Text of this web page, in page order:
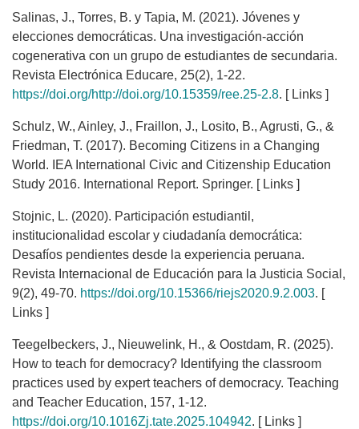
Salinas, J., Torres, B. y Tapia, M. (2021). Jóvenes y
elecciones democráticas. Una investigación-acción
cogenerativa con un grupo de estudiantes de secundaria.
Revista Electrónica Educare, 25(2), 1-22.
https://doi.org/http://doi.org/10.15359/ree.25-2.8. [ Links ]
Schulz, W., Ainley, J., Fraillon, J., Losito, B., Agrusti, G., &
Friedman, T. (2017). Becoming Citizens in a Changing
World. IEA International Civic and Citizenship Education
Study 2016. International Report. Springer. [ Links ]
Stojnic, L. (2020). Participación estudiantil,
institucionalidad escolar y ciudadanía democrática:
Desafíos pendientes desde la experiencia peruana.
Revista Internacional de Educación para la Justicia Social,
9(2), 49-70. https://doi.org/10.15366/riejs2020.9.2.003. [
Links ]
Teegelbeckers, J., Nieuwelink, H., & Oostdam, R. (2025).
How to teach for democracy? Identifying the classroom
practices used by expert teachers of democracy. Teaching
and Teacher Education, 157, 1-12.
https://doi.org/10.1016Zj.tate.2025.104942. [ Links ]